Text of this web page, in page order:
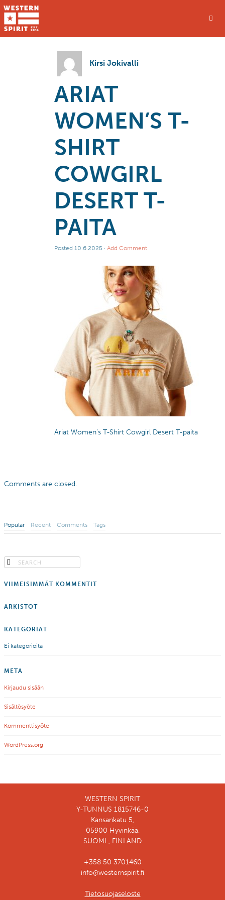
Kirsi Jokivalli
ARIAT
WOMEN’S T-
SHIRT
COWGIRL
DESERT T-
PAITA
Posted 10.6.2025 · Add Comment
Ariat Women’s T-Shirt Cowgirl Desert T-paita
Comments are closed.
Popular Recent Comments Tags
VIIMEISIMMÄT KOMMENTIT
ARKISTOT
KATEGORIAT
Ei kategorioita
META
Kirjaudu sisään
Sisältösyöte
Kommenttisyöte
WordPress.org
WESTERN SPIRIT
Y-TUNNUS 1815746-0
Kansankatu 5,
05900 Hyvinkää,
SUOMI , FINLAND
+358 50 3701460
info@westernspirit.fi
Tietosuojaseloste